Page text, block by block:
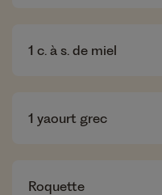
1 c. à s. de miel
1 yaourt grec
Roquette